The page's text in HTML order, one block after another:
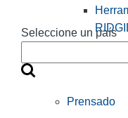
Seleccione un país
Prensado